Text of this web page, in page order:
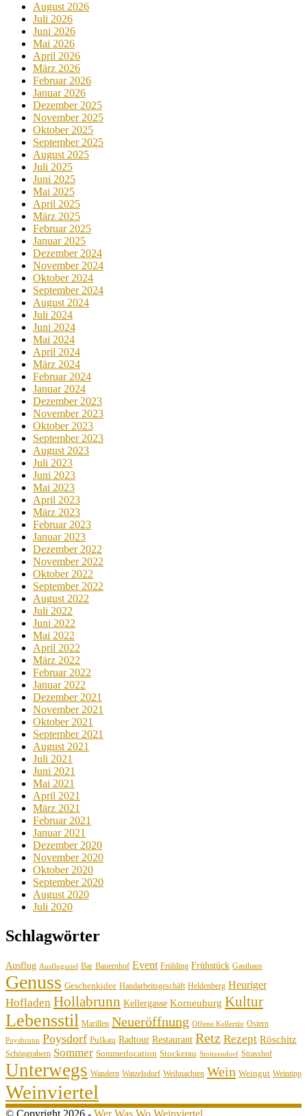
August 2026
Juli 2026
Juni 2026
Mai 2026
April 2026
März 2026
Februar 2026
Januar 2026
Dezember 2025
November 2025
Oktober 2025
September 2025
August 2025
Juli 2025
Juni 2025
Mai 2025
April 2025
März 2025
Februar 2025
Januar 2025
Dezember 2024
November 2024
Oktober 2024
September 2024
August 2024
Juli 2024
Juni 2024
Mai 2024
April 2024
März 2024
Februar 2024
Januar 2024
Dezember 2023
November 2023
Oktober 2023
September 2023
August 2023
Juli 2023
Juni 2023
Mai 2023
April 2023
März 2023
Februar 2023
Januar 2023
Dezember 2022
November 2022
Oktober 2022
September 2022
August 2022
Juli 2022
Juni 2022
Mai 2022
April 2022
März 2022
Februar 2022
Januar 2022
Dezember 2021
November 2021
Oktober 2021
September 2021
August 2021
Juli 2021
Juni 2021
Mai 2021
April 2021
März 2021
Februar 2021
Januar 2021
Dezember 2020
November 2020
Oktober 2020
September 2020
August 2020
Juli 2020
Schlagwörter
Ausflug Ausflugsziel Bar Bauernhof Event Frühling Frühstück Gasthaus
Genuss Geschenkidee Handarbeitsgeschäft Heldenberg Heuriger
Hofladen Hollabrunn Kellergasse Korneuburg Kultur
Lebensstil Marillen Neueröffnung Offene Kellertür Ostern
Poysbrunn Poysdorf Pulkau Radtour Restaurant Retz Rezept Röschitz
Schöngrabern Sommer Sommerlocation Stockerau Stoitzendorf Strasshof
Unterwegs Wandern Watzelsdorf Weihnachten Wein Weingut Weintipp
Weinviertel